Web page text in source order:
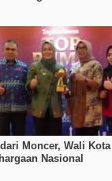
Moncer, Wali Kota
Nasional